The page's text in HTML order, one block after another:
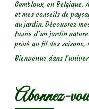
Gembloux, en Belgique.
et mes conseils de
au jardin. Découvrez
faune d’un jardin
privé au fil des saisons,
Bienvenue dans
Abonnez-